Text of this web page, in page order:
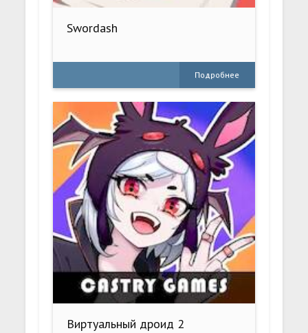
Swordash
Подробнее
Виртуальный дроид 2